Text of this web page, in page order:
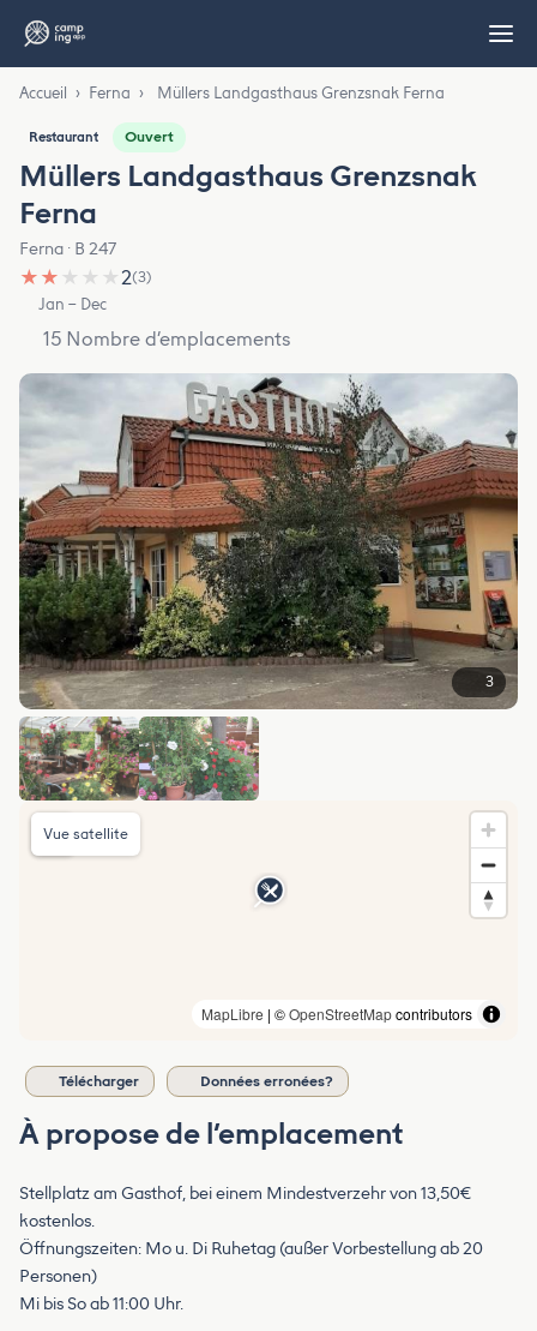
Accueil › Ferna › Müllers Landgasthaus Grenzsnak Ferna
Restaurant Ouvert
Müllers Landgasthaus Grenzsnak
Ferna
Ferna · B 247
★ ★ ★ ★ ★2(3)
Jan – Dec
15 Nombre d’emplacements
3
MapLibre | ©OpenStreetMapcontributors
Vue satellite
Télécharger Données erronées?
À propose de l’emplacement
Stellplatz am Gasthof, bei einem Mindestverzehr von 13,50€
kostenlos.
Öffnungszeiten: Mo u. Di Ruhetag (außer Vorbestellung ab 20
Personen)
Mi bis So ab 11:00 Uhr.